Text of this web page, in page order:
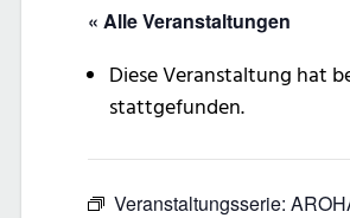
« Alle Veranstaltungen
Diese Veranstaltung hat
stattgefunden.
Veranstaltungsserie: